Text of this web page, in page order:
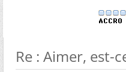
Re : Aimer, est-